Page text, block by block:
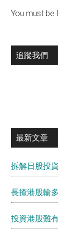
You must be
Primary
追蹤我們
最新文章
拆解日股投
長揸港股輸
投資港股難